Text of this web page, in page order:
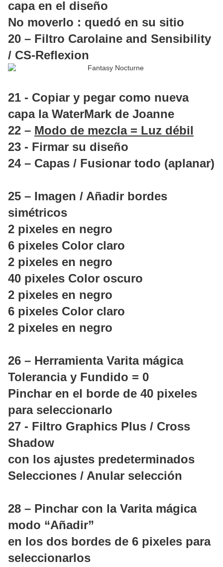
capa en el diseño
No moverlo : quedó en su sitio
20 – Filtro Carolaine and Sensibility
/ CS-Reflexion
21 - Copiar y pegar como nueva
capa la WaterMark de Joanne
22 – Modo de mezcla = Luz débil
23 - Firmar su diseño
24 – Capas / Fusionar todo (aplanar)
25 – Imagen / Añadir bordes
simétricos
2 pixeles en negro
6 pixeles Color claro
2 pixeles en negro
40 pixeles Color oscuro
2 pixeles en negro
6 pixeles Color claro
2 pixeles en negro
26 – Herramienta Varita mágica
Tolerancia y Fundido = 0
Pinchar en el borde de 40 pixeles
para seleccionarlo
27 - Filtro Graphics Plus / Cross
Shadow
con los ajustes predeterminados
Selecciones / Anular selección
28 – Pinchar con la Varita mágica
modo “Añadir”
en los dos bordes de 6 pixeles para
seleccionarlos